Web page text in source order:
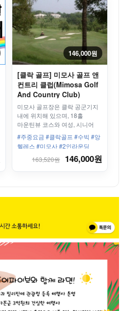
146,000원
[클락 골프] 미모사 골프 앤
컨트리 클럽(Mimosa Golf
And Country Club)
왕복차량 + 골프바우처
18홀 - 평일/주중
미모사 골프장은 클락 공군기지
내에 위치해 있으며, 18홀
마운틴뷰 코스와 여성, 시니어
골퍼에게 인기 있는 아카시아 및
레이크뷰골프 코스로 나누어져
있습니다
#주중요금 #클락골프 #수빅 #앙
헬레스 #미모사 #2인라운딩
163,520원
146,000원